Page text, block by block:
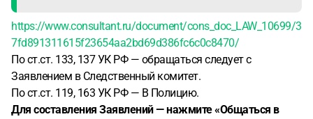
https://www.consultant.ru/document/cons_doc_LAW_10699/3
7fd891311615f23654aa2bd69d386fc6c0c8470/
По ст.ст. 133, 137 УК РФ — обращаться следует с
Заявлением в Следственный комитет.
По ст.ст. 119, 163 УК РФ — В Полицию.
Для составления Заявлений — нажмите «Общаться в